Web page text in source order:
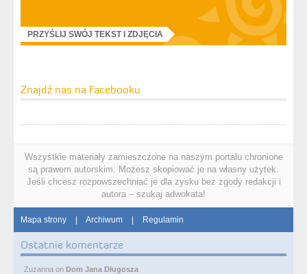
PRZYŚLIJ SWÓJ TEKST I ZDJĘCIA
Znajdź nas na Facebooku
Wszystkie materiały zamieszczone na naszym portalu chronione
są prawem autorskim. Możesz skopiować je na własny użytek.
Jeśli chcesz rozpowszechniać je dla zysku bez zgody redakcji i
autora – szukaj adwokata!
Mapa strony | Archiwum | Regulamin
Ostatnie komentarze
Zuzanna on Dom Jana Długosza